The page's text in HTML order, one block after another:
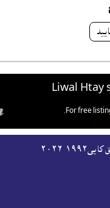
Liwal Htay
For free
۲۰۲٦